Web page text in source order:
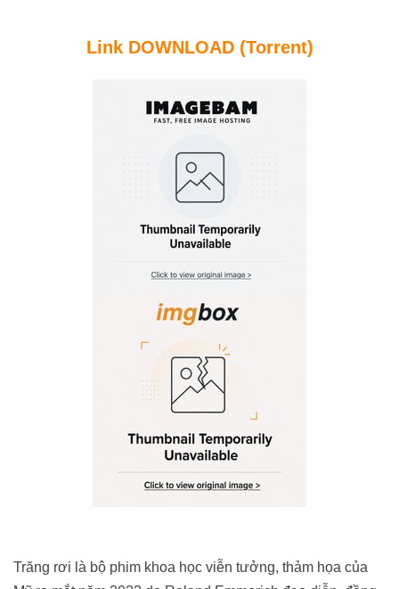
Link DOWNLOAD (Torrent)
Trăng rơi là bộ phim khoa học viễn tưởng, thảm họa của